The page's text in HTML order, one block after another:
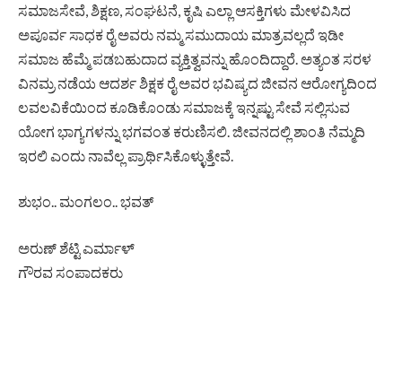
ಸಮಾಜಸೇವೆ, ಶಿಕ್ಷಣ, ಸಂಘಟನೆ, ಕೃಷಿ ಎಲ್ಲಾ ಆಸಕ್ತಿಗಳು ಮೇಳವಿಸಿದ
ಅಪೂರ್ವ ಸಾಧಕ ರೈ ಅವರು ನಮ್ಮ ಸಮುದಾಯ ಮಾತ್ರವಲ್ಲದೆ ಇಡೀ
ಸಮಾಜ ಹೆಮ್ಮೆ ಪಡಬಹುದಾದ ವ್ಯಕ್ತಿತ್ವವನ್ನು ಹೊಂದಿದ್ದಾರೆ. ಅತ್ಯಂತ ಸರಳ
ವಿನಮ್ರ ನಡೆಯ ಆದರ್ಶ ಶಿಕ್ಷಕ ರೈ ಅವರ ಭವಿಷ್ಯದ ಜೀವನ ಆರೋಗ್ಯದಿಂದ
ಲವಲವಿಕೆಯಿಂದ ಕೂಡಿಕೊಂಡು ಸಮಾಜಕ್ಕೆ ಇನ್ನಷ್ಟು ಸೇವೆ ಸಲ್ಲಿಸುವ
ಯೋಗ ಭಾಗ್ಯಗಳನ್ನು ಭಗವಂತ ಕರುಣಿಸಲಿ. ಜೀವನದಲ್ಲಿ ಶಾಂತಿ ನೆಮ್ಮದಿ
ಇರಲಿ ಎಂದು ನಾವೆಲ್ಲ ಪ್ರಾರ್ಥಿಸಿಕೊಳ್ಳುತ್ತೇವೆ.
ಶುಭಂ.. ಮಂಗಲಂ.. ಭವತ್
ಅರುಣ್ ಶೆಟ್ಟಿ ಎರ್ಮಾಳ್
ಗೌರವ ಸಂಪಾದಕರು